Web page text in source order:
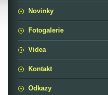
Novinky
Fotogalerie
Videa
Kontakt
Odkazy